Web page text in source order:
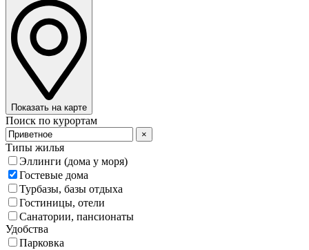
Показать на карте
Поиск по курортам
×
Типы жилья
Эллинги (дома у моря)
Гостевые дома
Турбазы, базы отдыха
Гостиницы, отели
Санатории, пансионаты
Удобства
Парковка